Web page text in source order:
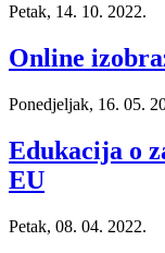
Petak, 14. 10. 2022.
Online
Ponedjeljak, 16. 05.
Edukacija o
EU
Petak, 08. 04. 2022.